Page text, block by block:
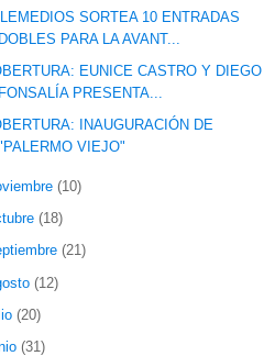
SORTEA 10 ENTRADAS
PARA LA AVANT...
EUNICE CASTRO Y DIEGO
PRESENTA...
INAUGURACIÓN DE
VIEJO"
(10)
(18)
(21)
(12)
(20)
(31)